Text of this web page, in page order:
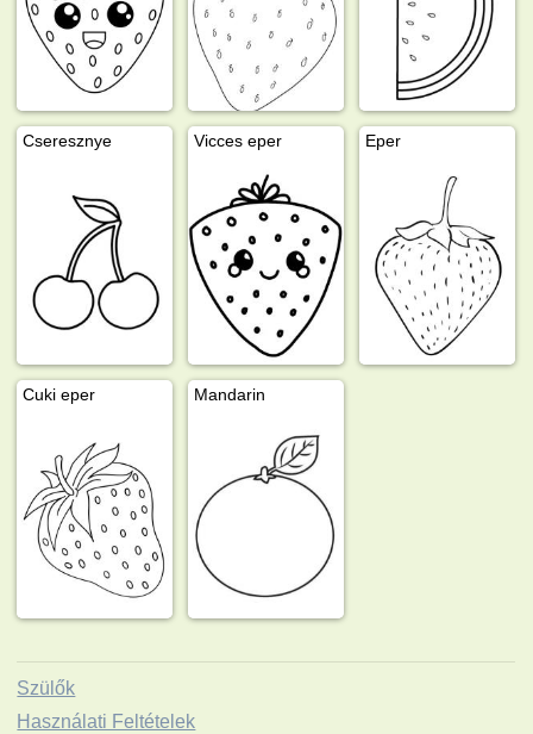
Cseresznye Vicces eper Eper
Cuki eper Mandarin
Szülők
Használati Feltételek